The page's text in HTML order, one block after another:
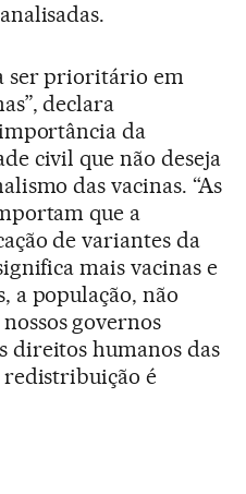
ser prioritário em
declara
da
civil que não deseja
das vacinas. “As
que a
de variantes da
mais vacinas e
a população, não
governos
direitos humanos das
redistribuição é